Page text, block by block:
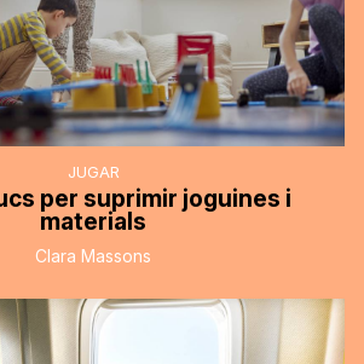
JUGAR
per suprimir joguines i
materials
Clara Massons